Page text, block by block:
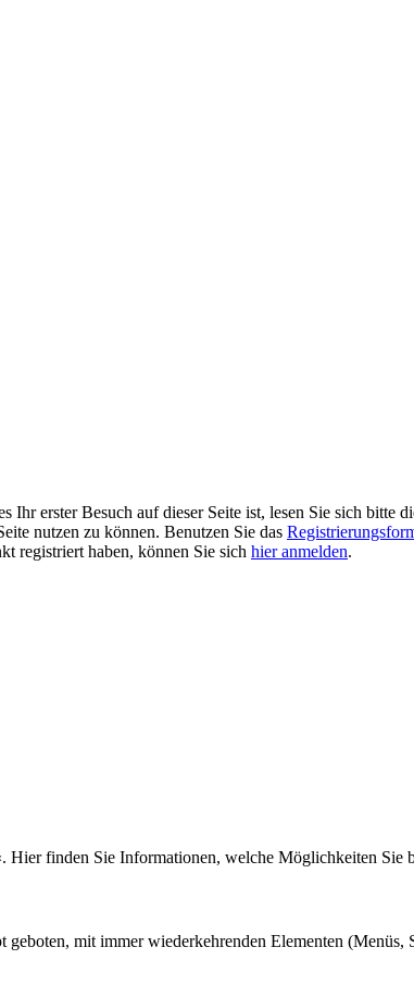
erster Besuch auf dieser Seite ist, lesen Sie sich bitte
nutzen zu können. Benutzen Sie das
registriert haben, können Sie sich hier anmelden.
Hier finden Sie Informationen, welche Möglichkeiten Sie
mit immer wiederkehrenden Elementen